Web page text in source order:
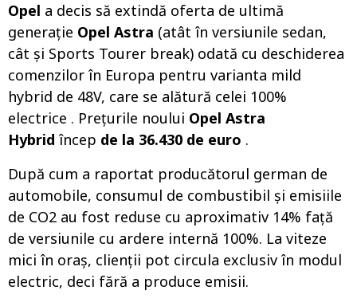
Opel a decis să extindă oferta de ultimă
generație Opel Astra (atât în ​​versiunile sedan,
cât și Sports Tourer break) odată cu deschiderea
comenzilor în Europa pentru varianta mild
hybrid de 48V, care se alătură celei 100%
electrice . Prețurile noului Opel Astra
Hybrid încep de la 36.430 de euro .
După cum a raportat producătorul german de
automobile, consumul de combustibil și emisiile
de CO2 au fost reduse cu aproximativ 14% față
de versiunile cu ardere internă 100%. La viteze
mici în oraș, clienții pot circula exclusiv în modul
electric, deci fără a produce emisii.